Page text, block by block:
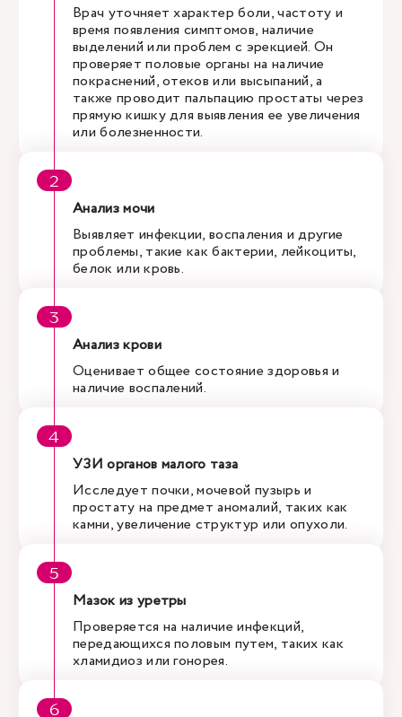
Врач уточняет характер боли, частоту и
время появления симптомов, наличие
выделений или проблем с эрекцией. Он
проверяет половые органы на наличие
покраснений, отеков или высыпаний, а
также проводит пальпацию простаты через
прямую кишку для выявления ее увеличения
или болезненности.
Анализ мочи
Выявляет инфекции, воспаления и другие
проблемы, такие как бактерии, лейкоциты,
белок или кровь.
Анализ крови
Оценивает общее состояние здоровья и
наличие воспалений.
УЗИ органов малого таза
Исследует почки, мочевой пузырь и
простату на предмет аномалий, таких как
камни, увеличение структур или опухоли.
Мазок из уретры
Проверяется на наличие инфекций,
передающихся половым путем, таких как
хламидиоз или гонорея.